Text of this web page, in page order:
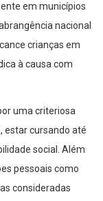
em municípios
nacional
crianças em
à causa com
uma criteriosa
estar cursando até
social. Além
pessoais como
consideradas